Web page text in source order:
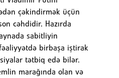
çəkindirmək üçün
cəhdidir. Hazırda
sabitliyin
birbaşa iştirak
tətbiq edə bilər.
marağında olan və